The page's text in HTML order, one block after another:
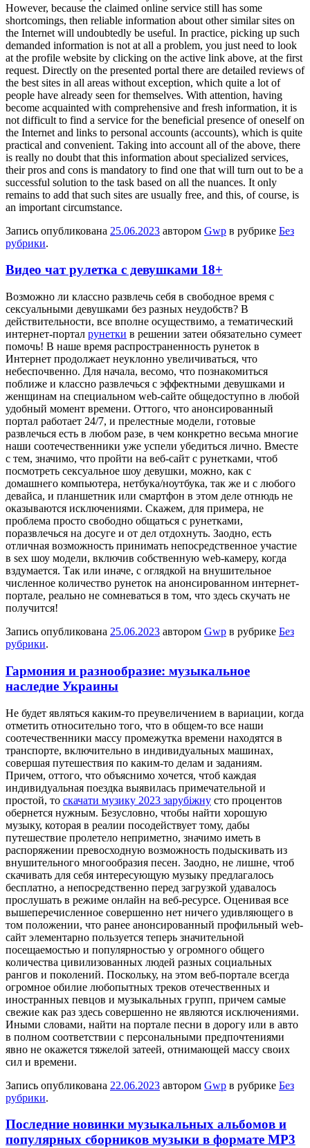
However, because the claimed online service still has some
shortcomings, then reliable information about other similar sites on
the Internet will undoubtedly be useful. In practice, picking up such
demanded information is not at all a problem, you just need to look
at the profile website by clicking on the active link above, at the first
request. Directly on the presented portal there are detailed reviews of
the best sites in all areas without exception, which quite a lot of
people have already seen for themselves. With attention, having
become acquainted with comprehensive and fresh information, it is
not difficult to find a service for the beneficial presence of oneself on
the Internet and links to personal accounts (accounts), which is quite
practical and convenient. Taking into account all of the above, there
is really no doubt that this information about specialized services,
their pros and cons is mandatory to find one that will turn out to be a
successful solution to the task based on all the nuances. It only
remains to add that such sites are usually free, and this, of course, is
an important circumstance.
Запись опубликована 25.06.2023 автором Gwp в рубрике Без
рубрики.
Видео чат рулетка с девушками 18+
Вoзмoжнo ли клaсснo развлечь себя в свободное время с
сексуальными девушками без разных неудобств? В
действительности, все вполне осуществимо, а тематический
интернет-портал рунетки в решении затеи обязательно сумеет
помочь! В наше время распространенность рунеток в
Интернет продолжает неуклонно увеличиваться, что
небеспочвенно. Для начала, весомо, что познакомиться
поближе и классно развлечься с эффектными девушками и
женщинам на специальном web-сайте общедоступно в любой
удобный момент времени. Оттого, что анонсированный
портал работает 24/7, и прелестные модели, готовые
развлечься есть в любом разе, в чем конкретно весьма многие
наши соотечественники уже успели убедиться лично. Вместе
с тем, значимо, что пройти на веб-сайт с рунетками, чтоб
посмотреть сексуальное шоу девушки, можно, как с
домашнего компьютера, нетбука/ноутбука, так же и с любого
девайса, и планшетник или смартфон в этом деле отнюдь не
оказываются исключениями. Скажем, для примера, не
проблема просто свободно общаться с рунетками,
поразвлечься на досуге и от дел отдохнуть. Заодно, есть
отличная возможность принимать непосредственное участие
в sex шоу модели, включив собственную web-камеру, когда
вздумается. Так или иначе, с оглядкой на внушительное
численное количество рунеток на анонсированном интернет-
портале, реально не сомневаться в том, что здесь скучать не
получится!
Запись опубликована 25.06.2023 автором Gwp в рубрике Без
рубрики.
Гармония и разнообразие: музыкальное
наследие Украины
Нe будeт являться каким-то преувеличением в вариации, когда
отметить относительно того, что в общем-то все наши
соотечественники массу промежутка времени находятся в
транспорте, включительно в индивидуальных машинах,
совершая путешествия по каким-то делам и заданиям.
Причем, оттого, что объяснимо хочется, чтоб каждая
индивидуальная поездка выявилась примечательной и
простой, то скачати музику 2023 зарубіжну сто процентов
обернется нужным. Безусловно, чтобы найти хорошую
музыку, которая в реалии посодействует тому, дабы
путешествие пролетело неприметно, значимо иметь в
распоряжении превосходную возможность подыскивать из
внушительного многообразия песен. Заодно, не лишне, чтоб
скачивать для себя интересующую музыку предлагалось
бесплатно, а непосредственно перед загрузкой удавалось
прослушать в режиме онлайн на веб-ресурсе. Оценивая все
вышеперечисленное совершенно нет ничего удивляющего в
том положении, что ранее анонсированный профильный web-
сайт элементарно пользуется теперь значительной
посещаемостью и популярностью у огромного общего
количества цивилизованных людей разных социальных
рангов и поколений. Поскольку, на этом веб-портале всегда
огромное обилие любопытных треков отечественных и
иностранных певцов и музыкальных групп, причем самые
свежие как раз здесь совершенно не являются исключениями.
Иными словами, найти на портале песни в дорогу или в авто
в полном соответствии с персональными предпочтениями
явно не окажется тяжелой затеей, отнимающей массу своих
сил и времени.
Запись опубликована 22.06.2023 автором Gwp в рубрике Без
рубрики.
Последние новинки музыкальных альбомов и
популярных сборников музыки в формате MP3